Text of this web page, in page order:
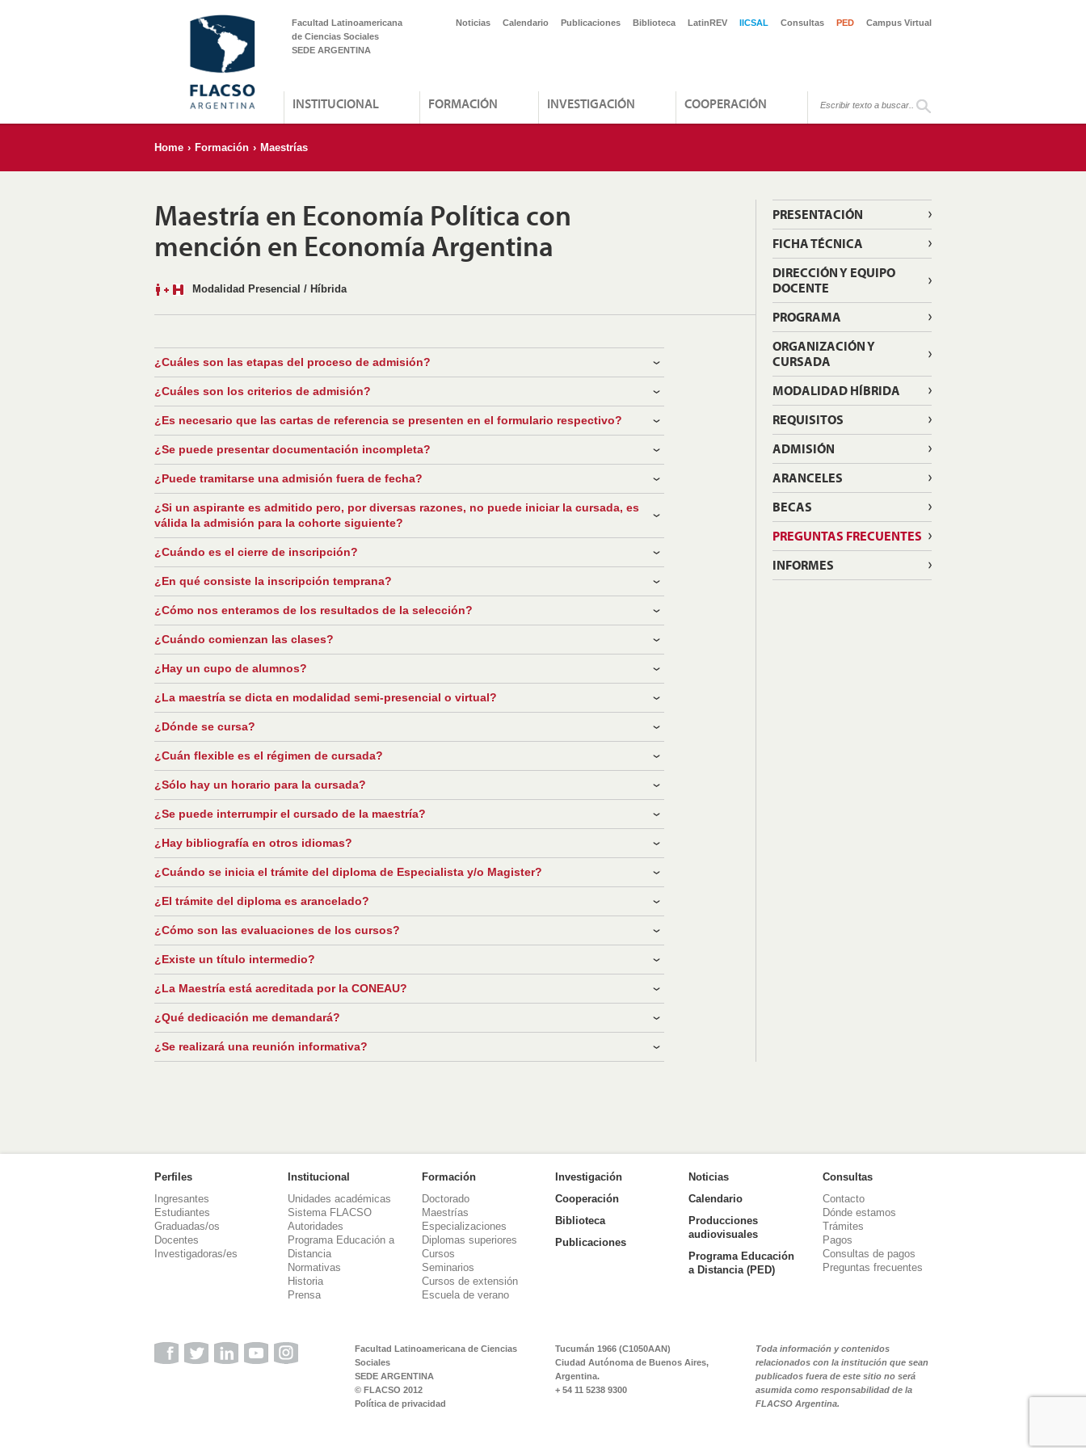
Facultad Latinoamericana
de Ciencias Sociales
SEDE ARGENTINA
Noticias Calendario Publicaciones Biblioteca LatinREV IICSAL Consultas PED Campus Virtual
INSTITUCIONAL FORMACIÓN INVESTIGACIÓN COOPERACIÓN
Home › Formación › Maestrías
Maestría en Economía Política con
mención en Economía Argentina
Modalidad Presencial / Híbrida
¿Cuáles son las etapas del proceso de admisión?
¿Cuáles son los criterios de admisión?
¿Es necesario que las cartas de referencia se presenten en el formulario respectivo?
¿Se puede presentar documentación incompleta?
¿Puede tramitarse una admisión fuera de fecha?
¿Si un aspirante es admitido pero, por diversas razones, no puede iniciar la cursada, es
válida la admisión para la cohorte siguiente?
¿Cuándo es el cierre de inscripción?
¿En qué consiste la inscripción temprana?
¿Cómo nos enteramos de los resultados de la selección?
¿Cuándo comienzan las clases?
¿Hay un cupo de alumnos?
¿La maestría se dicta en modalidad semi-presencial o virtual?
¿Dónde se cursa?
¿Cuán flexible es el régimen de cursada?
¿Sólo hay un horario para la cursada?
¿Se puede interrumpir el cursado de la maestría?
¿Hay bibliografía en otros idiomas?
¿Cuándo se inicia el trámite del diploma de Especialista y/o Magister?
¿El trámite del diploma es arancelado?
¿Cómo son las evaluaciones de los cursos?
¿Existe un título intermedio?
¿La Maestría está acreditada por la CONEAU?
¿Qué dedicación me demandará?
¿Se realizará una reunión informativa?
PRESENTACIÓN
FICHA TÉCNICA
DIRECCIÓN Y EQUIPO
DOCENTE
PROGRAMA
ORGANIZACIÓN Y
CURSADA
MODALIDAD HÍBRIDA
REQUISITOS
ADMISIÓN
ARANCELES
BECAS
PREGUNTAS FRECUENTES
INFORMES
Perfiles
Ingresantes
Estudiantes
Graduadas/os
Docentes
Investigadoras/es
Institucional
Unidades académicas
Sistema FLACSO
Autoridades
Programa Educación a
Distancia
Normativas
Historia
Prensa
Formación
Doctorado
Maestrías
Especializaciones
Diplomas superiores
Cursos
Seminarios
Cursos de extensión
Escuela de verano
Investigación
Cooperación
Biblioteca
Publicaciones
Noticias
Calendario
Producciones
audiovisuales
Programa Educación
a Distancia (PED)
Consultas
Contacto
Dónde estamos
Trámites
Pagos
Consultas de pagos
Preguntas frecuentes
Facultad Latinoamericana de Ciencias
Sociales
SEDE ARGENTINA
© FLACSO 2012
Política de privacidad
Tucumán 1966 (C1050AAN)
Ciudad Autónoma de Buenos Aires,
Argentina.
+ 54 11 5238 9300
Toda información y contenidos
relacionados con la institución que sean
publicados fuera de este sitio no será
asumida como responsabilidad de la
FLACSO Argentina.